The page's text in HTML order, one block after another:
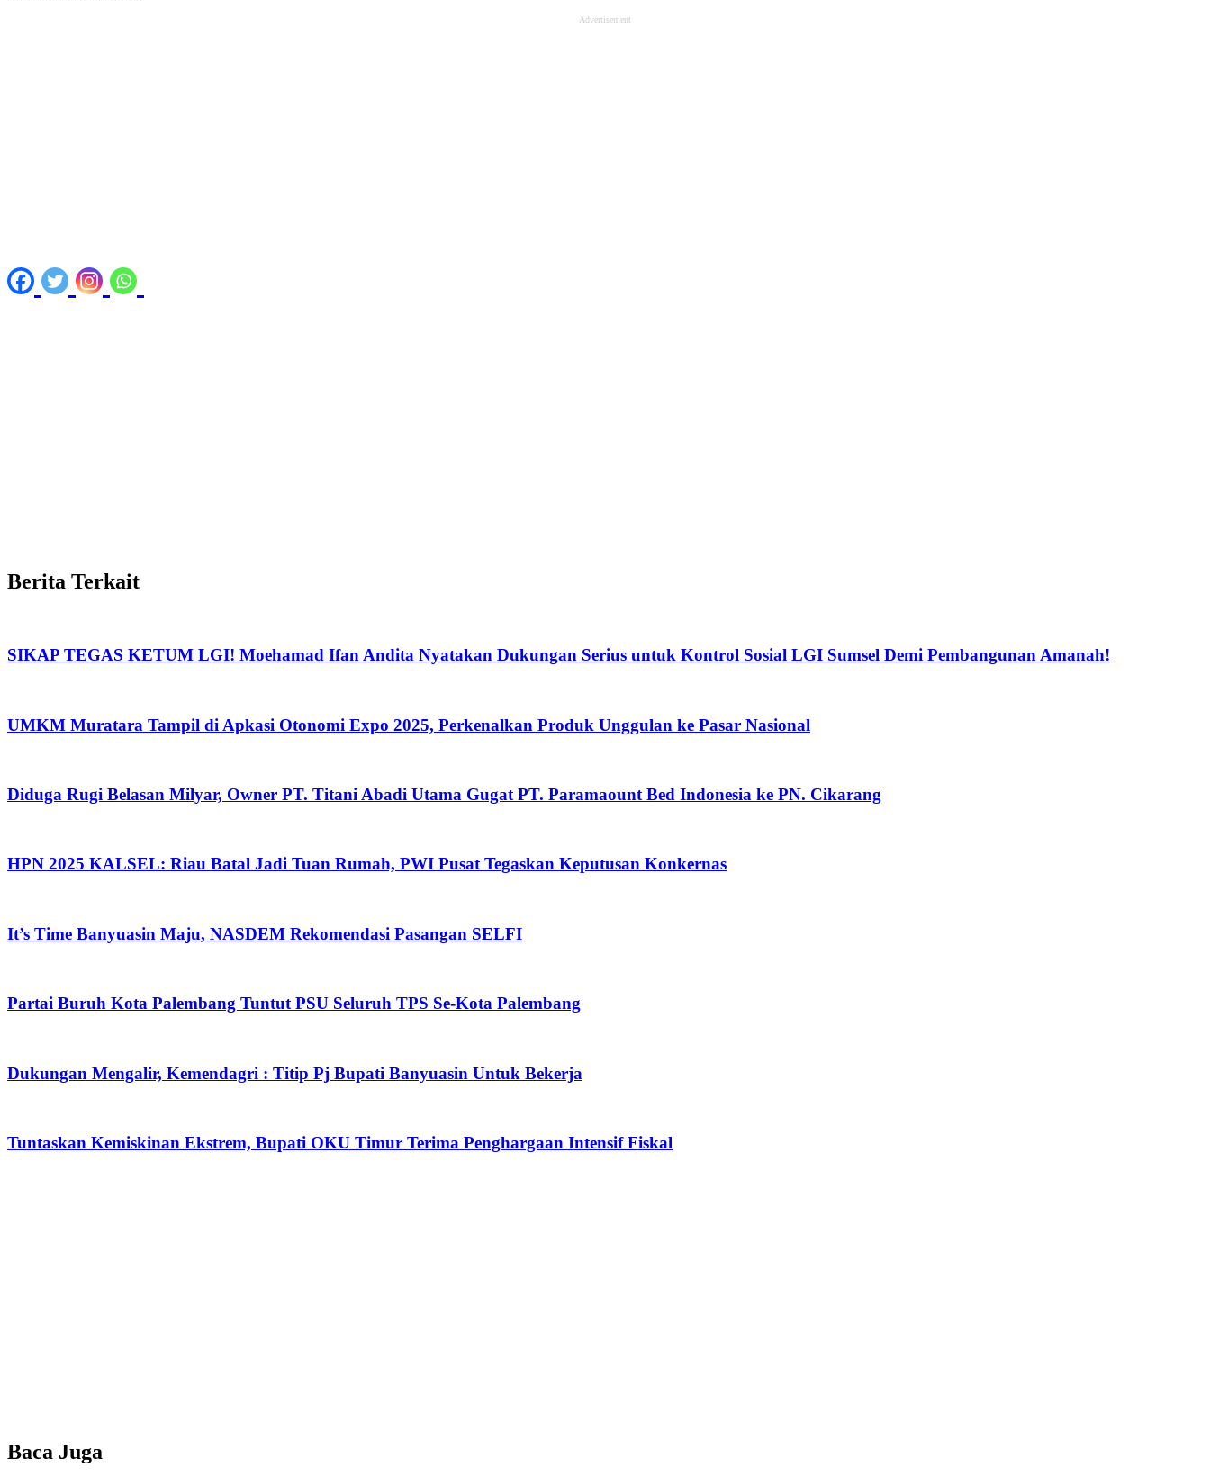
Advertisement
Berita Terkait
SIKAP TEGAS KETUM LGI! Moehamad Ifan Andita Nyatakan Dukungan Serius untuk Kontrol Sosial LGI Sumsel Demi Pembangunan Amanah!
UMKM Muratara Tampil di Apkasi Otonomi Expo 2025, Perkenalkan Produk Unggulan ke Pasar Nasional
Diduga Rugi Belasan Milyar, Owner PT. Titani Abadi Utama Gugat PT. Paramaount Bed Indonesia ke PN. Cikarang
HPN 2025 KALSEL: Riau Batal Jadi Tuan Rumah, PWI Pusat Tegaskan Keputusan Konkernas
It’s Time Banyuasin Maju, NASDEM Rekomendasi Pasangan SELFI
Partai Buruh Kota Palembang Tuntut PSU Seluruh TPS Se-Kota Palembang
Dukungan Mengalir, Kemendagri : Titip Pj Bupati Banyuasin Untuk Bekerja
Tuntaskan Kemiskinan Ekstrem, Bupati OKU Timur Terima Penghargaan Intensif Fiskal
Baca Juga